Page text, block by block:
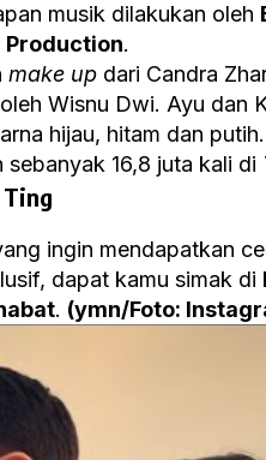
musik dilakukan oleh
Production.
make up dari Candra
oleh Wisnu Dwi. Ayu dan
hijau, hitam dan
16,8 juta kali di
Ting
ingin mendapatkan
dapat kamu simak di
. (ymn/Foto: